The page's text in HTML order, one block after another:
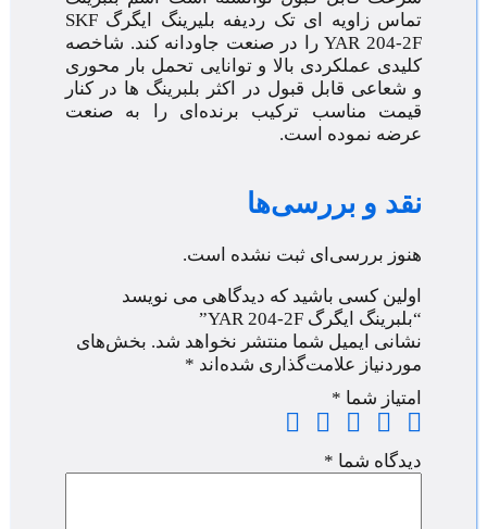
تماس زاویه ای تک ردیفه بلیرینگ ایگرگ SKF
YAR 204-2F را در صنعت جاودانه کند. شاخصه
کلیدی عملکردی بالا و توانایی تحمل بار محوری
و شعاعی قابل قبول در اکثر بلبرینگ ها در کنار
قیمت مناسب ترکیب برنده‌ای را به صنعت
عرضه نموده است.
نقد و بررسی‌ها
هنوز بررسی‌ای ثبت نشده است.
اولین کسی باشید که دیدگاهی می نویسد
“بلبرینگ ایگرگ YAR 204-2F”
نشانی ایمیل شما منتشر نخواهد شد. بخش‌های
موردنیاز علامت‌گذاری شده‌اند *
امتیاز شما *
دیدگاه شما *